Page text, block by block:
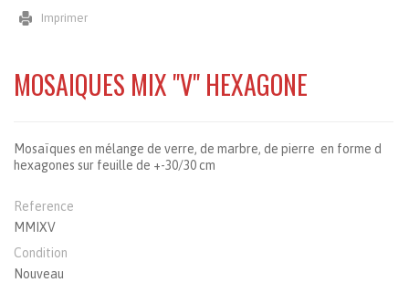
Imprimer
MOSAIQUES MIX "V" HEXAGONE
Mosaïques en mélange de verre, de marbre, de pierre en forme d
hexagones sur feuille de +-30/30 cm
Reference
MMIXV
Condition
Nouveau